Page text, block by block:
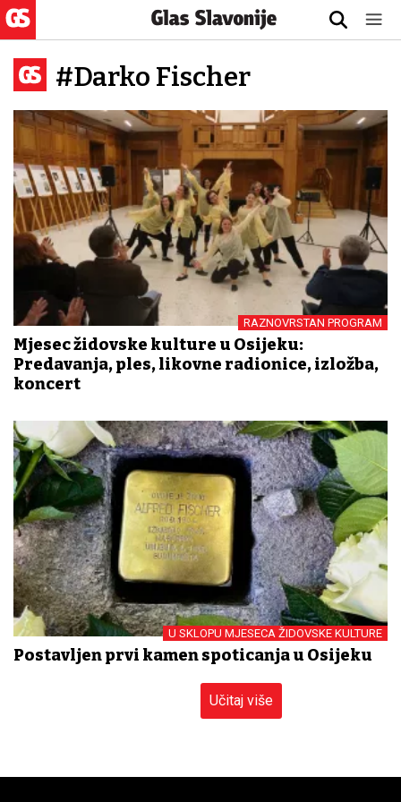
#Darko Fischer
RAZNOVRSTAN PROGRAM
Mjesec židovske kulture u Osijeku:
Predavanja, ples, likovne radionice, izložba,
koncert
U SKLOPU MJESECA ŽIDOVSKE KULTURE
Postavljen prvi kamen spoticanja u Osijeku
Učitaj više